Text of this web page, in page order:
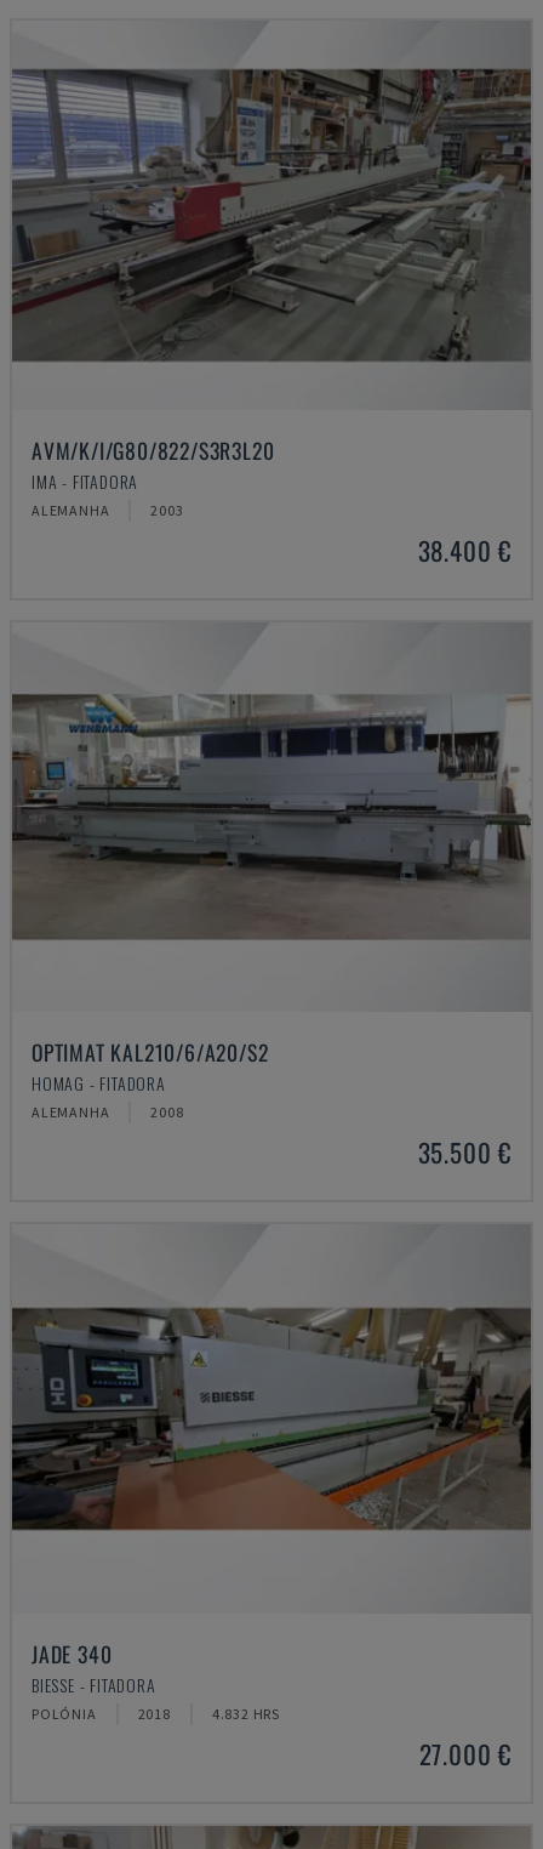
AVM/K/I/G80/822/S3R3L20
IMA - FITADORA
ALEMANHA 2003
38.400 €
OPTIMAT KAL210/6/A20/S2
HOMAG - FITADORA
ALEMANHA 2008
35.500 €
JADE 340
BIESSE - FITADORA
POLÓNIA 2018 4.832 HRS
27.000 €